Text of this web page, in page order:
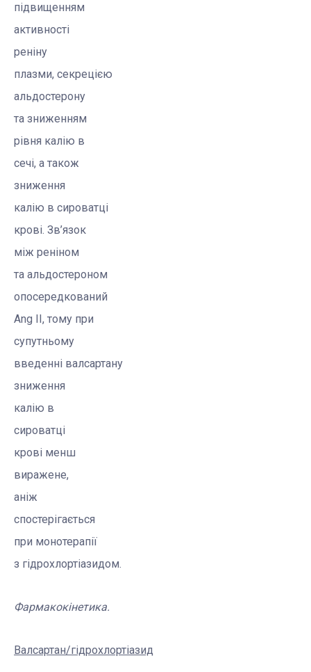
підвищенням
активності
реніну
плазми, секрецією
альдостерону
та зниженням
рівня калію в
сечі, а також
зниження
калію в сироватці
крові. Зв’язок
між реніном
та альдостероном
опосередкований
Ang II, тому при
супутньому
введенні валсартану
зниження
калію в
сироватці
крові менш
виражене,
аніж
спостерігається
при монотерапії
з гідрохлортіазидом.
Фармакокінетика.
Валсартан/гідрохлортіазид